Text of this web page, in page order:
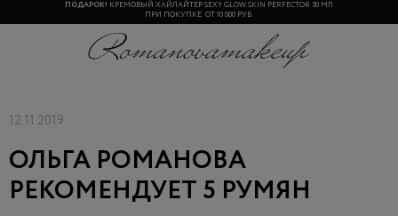
ПОДАРОК! КРЕМОВЫЙ ХАЙЛАЙТЕР SEXY GLOW SKIN PERFECTOR 30 МЛ
ПРИ ПОКУПКЕ ОТ 10 000 РУБ.
12.11.2019
ОЛЬГА РОМАНОВА
РЕКОМЕНДУЕТ 5 РУМЯН